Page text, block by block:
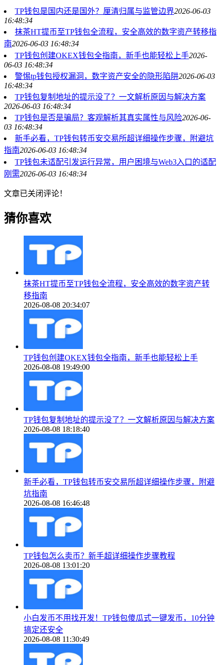
TP钱包是国内还是国外？厘清归属与监管边界2026-06-03
16:48:34
抹茶HT提币至TP钱包全流程，安全高效的数字资产转移指
南2026-06-03 16:48:34
TP钱包创建OKEX钱包全指南，新手也能轻松上手2026-
06-03 16:48:34
警惕tp钱包授权漏洞，数字资产安全的隐形陷阱2026-06-03
16:48:34
TP钱包复制地址的提示没了？一文解析原因与解决方案
2026-06-03 16:48:34
TP钱包是否是骗局？客观解析其真实属性与风险2026-06-
03 16:48:34
新手必看，TP钱包转币安交易所超详细操作步骤，附避坑
指南2026-06-03 16:48:34
TP钱包未适配引发运行异常，用户困境与Web3入口的适配
刚需2026-06-03 16:48:34
文章已关闭评论！
猜你喜欢
抹茶HT提币至TP钱包全流程，安全高效的数字资产转
移指南
2026-08-08 20:34:07
TP钱包创建OKEX钱包全指南，新手也能轻松上手
2026-08-08 19:49:00
TP钱包复制地址的提示没了？一文解析原因与解决方案
2026-08-08 18:18:40
新手必看，TP钱包转币安交易所超详细操作步骤，附避
坑指南
2026-08-08 16:46:48
TP钱包怎么卖币？新手超详细操作步骤教程
2026-08-08 13:01:20
小白发币不用找开发！TP钱包傻瓜式一键发币，10分钟
搞定还安全
2026-08-08 11:30:49